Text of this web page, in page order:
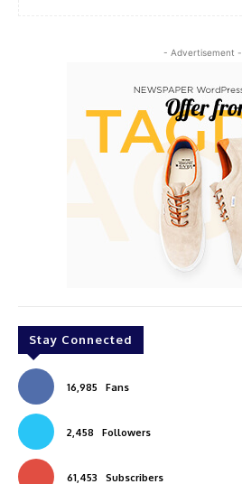
- Advertisement -
Stay Connected
16,985 Fans
2,458 Followers
61,453 Subscribers